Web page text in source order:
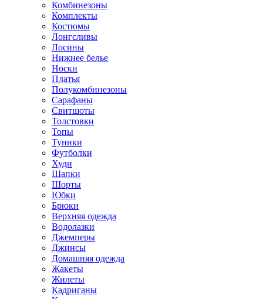
Комбинезоны
Комплекты
Костюмы
Лонгсливы
Лосины
Нижнее белье
Носки
Платья
Полукомбинезоны
Сарафаны
Свитшоты
Толстовки
Топы
Туники
Футболки
Худи
Шапки
Шорты
Юбки
Брюки
Верхняя одежда
Водолазки
Джемперы
Джинсы
Домашняя одежда
Жакеты
Жилеты
Кадриганы